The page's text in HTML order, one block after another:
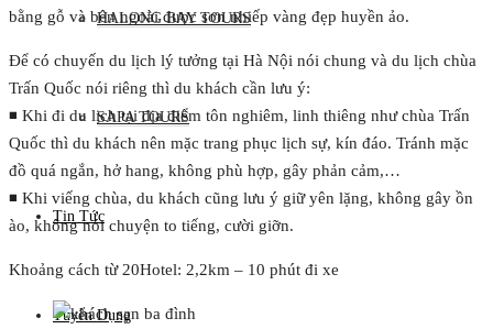
HALONG BAY TOURS
SAPA TOURS
Tin Tức
Tuyển Dụng
bằng gỗ và bên ngoài được sơn nhiếp vàng đẹp huyền ảo.
Để có chuyến du lịch lý tưởng tại Hà Nội nói chung và du lịch chùa
Trấn Quốc nói riêng thì du khách cần lưu ý:
◾ Khi đi du lịch tại địa điểm tôn nghiêm, linh thiêng như chùa Trấn
Quốc thì du khách nên mặc trang phục lịch sự, kín đáo. Tránh mặc
đồ quá ngắn, hở hang, không phù hợp, gây phản cảm,…
◾ Khi viếng chùa, du khách cũng lưu ý giữ yên lặng, không gây ồn
ào, không nói chuyện to tiếng, cười giỡn.
Khoảng cách từ 20Hotel: 2,2km – 10 phút đi xe